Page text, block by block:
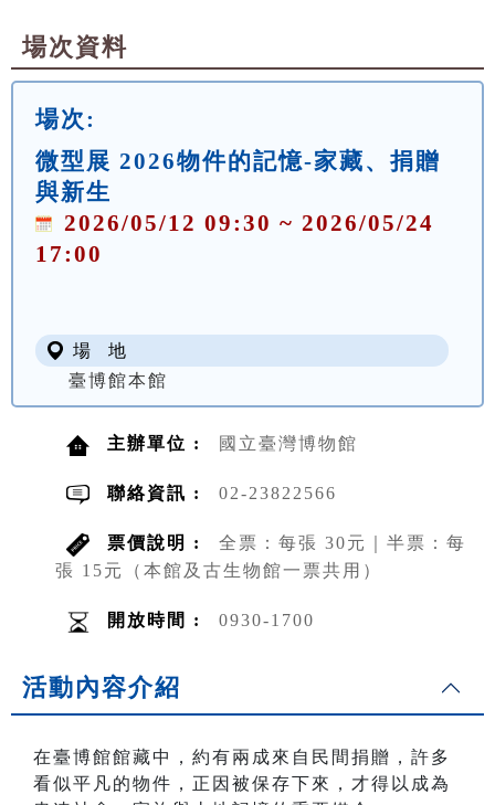
場次資料
場次:
微型展 2026物件的記憶-家藏、捐贈
與新生
2026/05/12 09:30 ~ 2026/05/24
17:00
場 地
臺博館本館
主辦單位 : 國立臺灣博物館
聯絡資訊 : 02-23822566
票價說明 :
全票：每張 30元｜半票：每
張 15元（本館及古生物館一票共用）
開放時間 : 0930-1700
活動內容介紹
在臺博館館藏中，約有兩成來自民間捐贈，許多
看似平凡的物件，正因被保存下來，才得以成為